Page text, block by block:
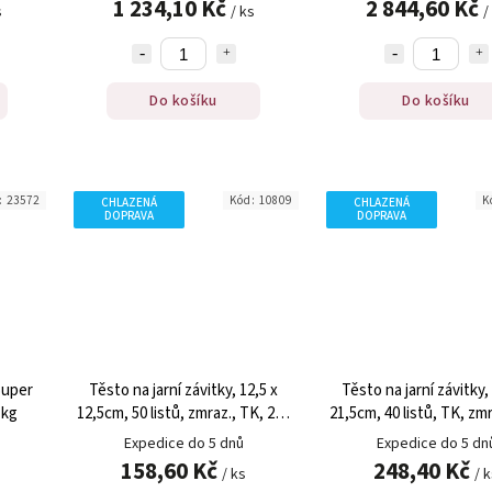
1 234,10 Kč / ks
Do košíku
2 844,60 Kč /
Do košíku
23572
CHLAZENÁ
DOPRAVA
Těsto na jarní závitky, 12,5 x
12,5cm, 50 listů, zmraz., TK, 250
g
Expedice do 5 dnů
158,60 Kč / ks
Kód: 10809
CHLAZENÁ
DOPRAVA
Těsto na jarní závitky,
21,5cm, 40 listů, TK,
g
Expedice do 5
248,40 Kč /